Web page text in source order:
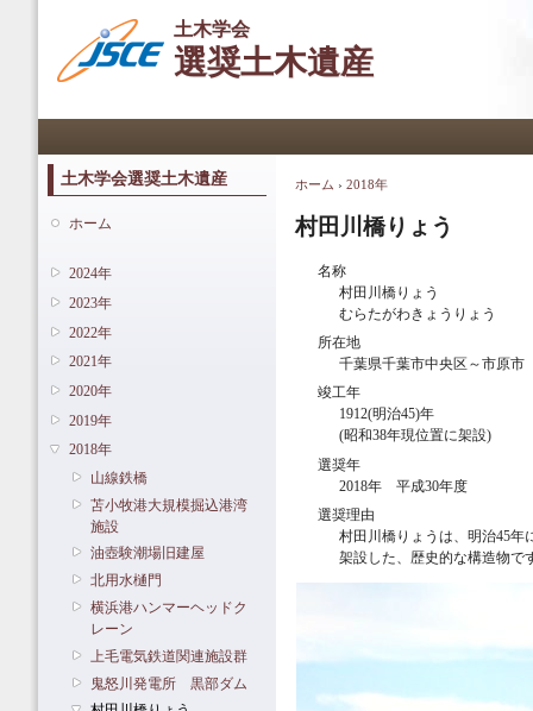
土木学会
選奨土木遺産
土木学会選奨土木遺産
ホーム
2024年
2023年
2022年
2021年
2020年
2019年
2018年
山線鉄橋
苫小牧港大規模掘込港湾
施設
油壺験潮場旧建屋
北用水樋門
横浜港ハンマーヘッドク
レーン
上毛電気鉄道関連施設群
鬼怒川発電所 黒部ダム
現在地
ホーム › 2018年
村田川橋りょう
名称
村田川橋りょう
むらたがわきょうりょう
所在地
千葉県千葉市中央区～市原市
竣工年
1912(明治45)年
(昭和38年現位置に架設)
選奨年
2018年 平成30年度
選奨理由
村田川橋りょうは、明治45年
架設した、歴史的な構造物で